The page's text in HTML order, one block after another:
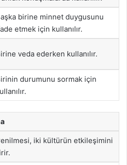
birine minnet duygusunu
etmek için kullanılır.
veda ederken kullanılır.
durumunu sormak için
iki kültürün etkileşimini